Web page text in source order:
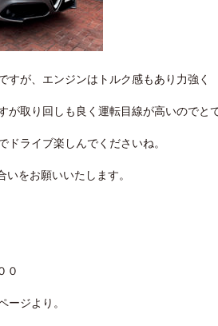
すが、エンジンはトルク感もあり力強く
が取り回しも良く運転目線が高いのでと
ドライブ楽しんでくださいね。
をお願いいたします。
０
ージより。